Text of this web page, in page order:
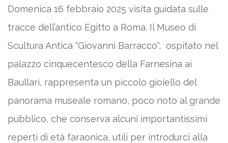
Domenica 16 febbraio 2025 visita guidata sulle
tracce dell’antico Egitto a Roma. Il Museo di
Scultura Antica “Giovanni Barracco“, ospitato nel
palazzo cinquecentesco della Farnesina ai
Baullari, rappresenta un piccolo gioiello del
panorama museale romano, poco noto al grande
pubblico, che conserva alcuni importantissimi
reperti di età faraonica, utili per introdurci alla